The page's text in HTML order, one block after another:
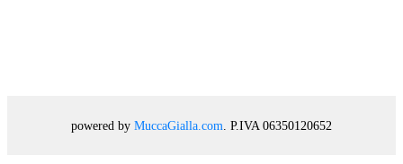
powered by MuccaGialla.com . P.IVA 06350120652